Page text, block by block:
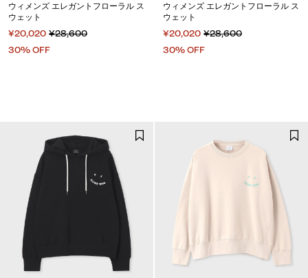
ウィメンズ エレガントフローラル ス
ウェット
¥20,020 ¥28,600
30% OFF
ウィメンズ エレガントフローラル ス
ウェット
¥20,020 ¥28,600
30% OFF